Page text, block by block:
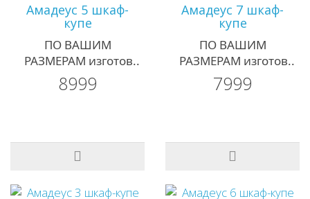
Амадеус 5 шкаф-
купе
ПО ВАШИМ
РАЗМЕРАМ изготов..
8999
Амадеус 7 шкаф-
купе
ПО ВАШИМ
РАЗМЕРАМ изготов..
7999